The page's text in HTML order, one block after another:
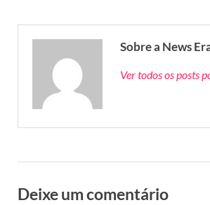
Sobre a News
Ver todos os posts
Deixe um comentário